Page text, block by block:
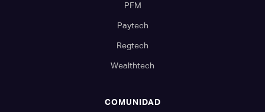
PFM
Paytech
Regtech
Wealthtech
COMUNIDAD